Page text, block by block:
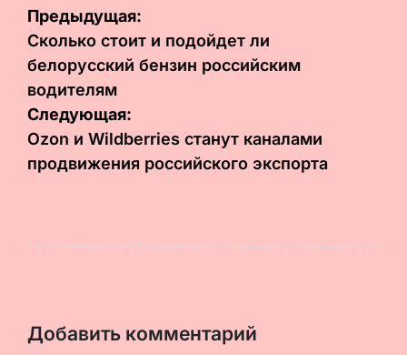
Навигация
по
записям
Предыдущая:
Сколько стоит и подойдет ли
белорусский бензин российским
водителям
Следующая:
Ozon и Wildberries станут каналами
продвижения российского экспорта
Добавить комментарий